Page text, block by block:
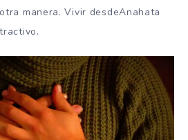
manera. Vivir desdeAnahata